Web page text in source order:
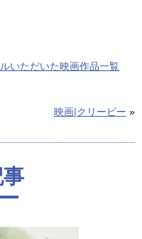
いただいた映画作品一覧
映画|クリーピー »